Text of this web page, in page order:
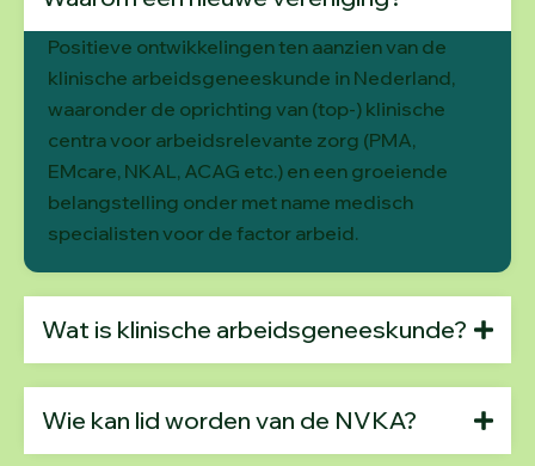
Positieve ontwikkelingen ten aanzien van de
klinische arbeidsgeneeskunde in Nederland,
waaronder de oprichting van (top-) klinische
centra voor arbeidsrelevante zorg (PMA,
EMcare, NKAL, ACAG etc.) en een groeiende
belangstelling onder met name medisch
specialisten voor de factor arbeid.
Wat is klinische arbeidsgeneeskunde?
Wie kan lid worden van de NVKA?